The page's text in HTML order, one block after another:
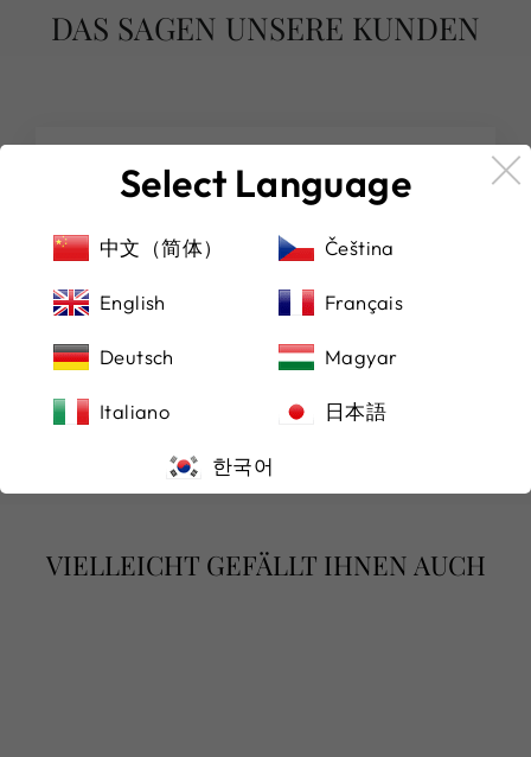
DAS SAGEN UNSERE KUNDEN
★★★★★
schöne Uhr gekauft, sehr zu empfehlen!
(Original)Purchased a beautiful watch from
here, highly recommended!
Michael Manocchio
VIELLEICHT GEFÄLLT IHNEN AUCH
Select Language
中文（简体） Čeština
English Français
Deutsch Magyar
Italiano 日本語
한국어